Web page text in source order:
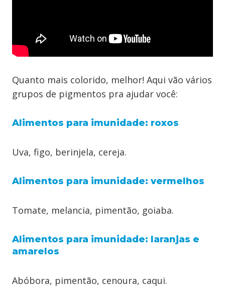
Quanto mais colorido, melhor! Aqui vão vários
grupos de pigmentos pra ajudar você:
Alimentos para imunidade: roxos
Uva, figo, berinjela, cereja.
Alimentos para imunidade: vermelhos
Tomate, melancia, pimentão, goiaba.
Alimentos para imunidade: laranjas e
amarelos
Abóbora, pimentão, cenoura, caqui.